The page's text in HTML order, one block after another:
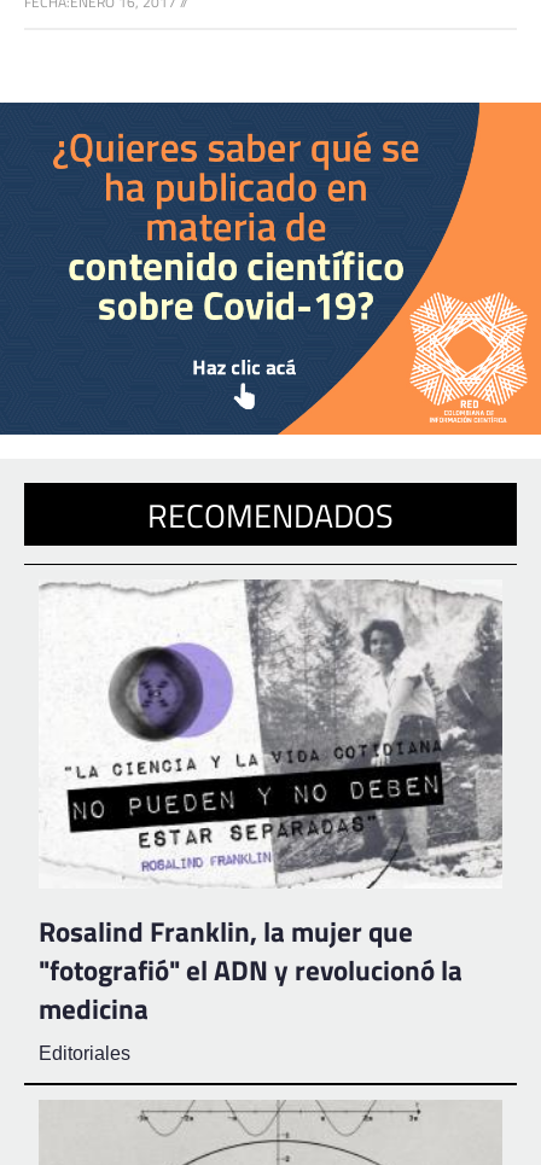
RECOMENDADOS
Rosalind Franklin, la mujer que
"fotografió" el ADN y revolucionó la
medicina
Editoriales